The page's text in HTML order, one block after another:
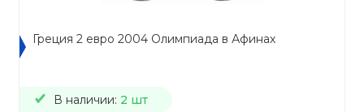
Греция 2 евро 2004 Олимпиада в Афинах
В наличии: 2 шт